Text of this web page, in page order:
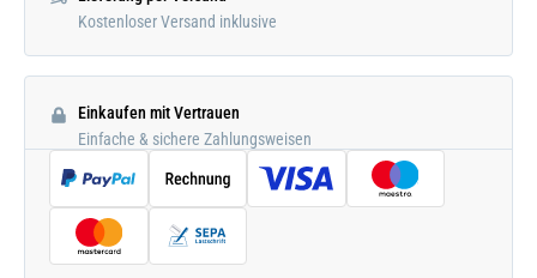
Kostenloser Versand inklusive
Einkaufen mit Vertrauen
Einfache & sichere Zahlungsweisen